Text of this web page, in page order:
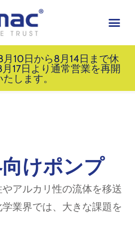
10日から8月14日まで休
17日より通常営業を再開
たします。
けポンプ
アルカリ性の流体を移送
業界では、大きな課題を